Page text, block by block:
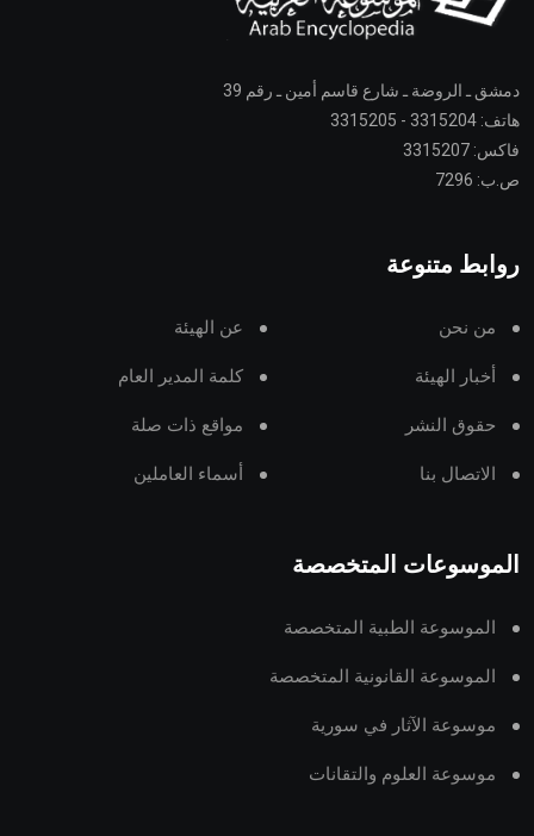
دمشق ـ الروضة ـ شارع قاسم أمين ـ رقم 39
هاتف: 3315204 - 3315205
فاكس: 3315207
ص.ب: 7296
روابط متنوعة
من نحن عن الهيئة
أخبار الهيئة كلمة المدير العام
حقوق النشر مواقع ذات صلة
الاتصال بنا أسماء العاملين
الموسوعات المتخصصة
الموسوعة الطبية المتخصصة
الموسوعة القانونية المتخصصة
موسوعة الآثار في سورية
موسوعة العلوم والتقانات